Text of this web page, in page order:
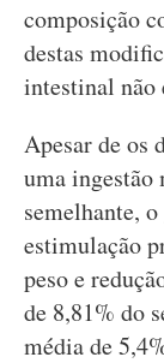
composição
destas
intestinal não
Apesar de os
uma ingestão
semelhante,
estimulação
peso e
de 8,81% do
média de